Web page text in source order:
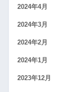
2024年4月
2024年3月
2024年2月
2024年1月
2023年12月